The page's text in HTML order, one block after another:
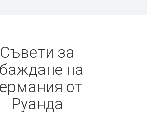
Съвети за
на
от
Руанда